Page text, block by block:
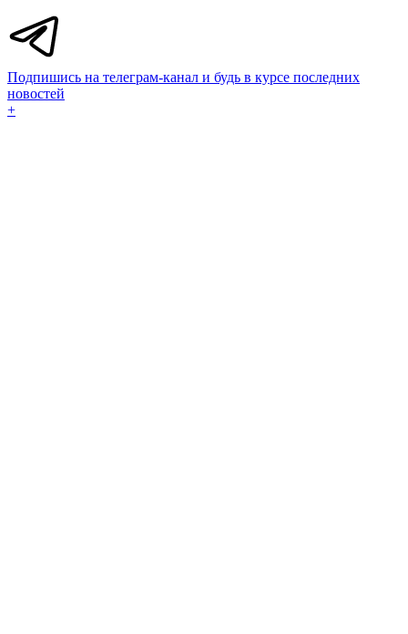
Подпишись на телеграм-канал и будь в курсе последних
новостей
+